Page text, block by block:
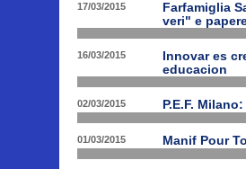
17/03/2015
Farfamiglia
veri" e
16/03/2015
Innovar es
educacion
02/03/2015 P.E.F.
01/03/2015 Manif Pour